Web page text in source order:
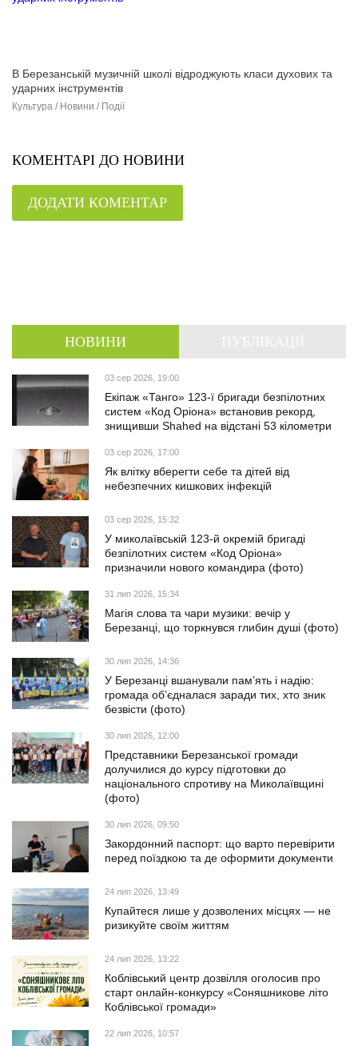
В Березанській музичній школі відроджують класи духових та
ударних інструментів
Культура / Новини / Події
КОМЕНТАРІ ДО НОВИНИ
ДОДАТИ КОМЕНТАР
НОВИНИ
03 сер 2026, 19:00
Екіпаж «Танго» 123-ї бригади безпілотних
систем «Код Оріона» встановив рекорд,
знищивши Shahed на відстані 53 кілометри
03 сер 2026, 17:00
Як влітку вберегти себе та дітей від
небезпечних кишкових інфекцій
03 сер 2026, 15:32
У миколаївській 123-й окремій бригаді
безпілотних систем «Код Оріона»
призначили нового командира (фото)
31 лип 2026, 15:34
Магія слова та чари музики: вечір у
Березанці, що торкнувся глибин душі (фото)
30 лип 2026, 14:36
У Березанці вшанували пам’ять і надію:
громада об’єдналася заради тих, хто зник
безвісти (фото)
30 лип 2026, 12:00
Представники Березанської громади
долучилися до курсу підготовки до
національного спротиву на Миколаївщині
(фото)
30 лип 2026, 09:50
Закордонний паспорт: що варто перевірити
перед поїздкою та де оформити документи
24 лип 2026, 13:49
Купайтеся лише у дозволених місцях — не
ризикуйте своїм життям
24 лип 2026, 13:22
Коблівський центр дозвілля оголосив про
старт онлайн-конкурсу «Соняшникове літо
Коблівської громади»
22 лип 2026, 10:57